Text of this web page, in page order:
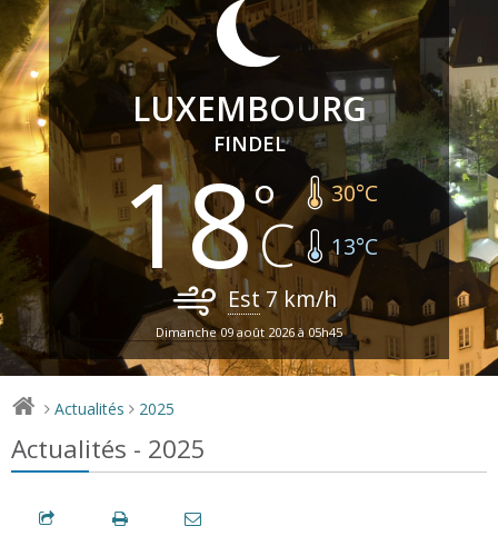
LUXEMBOURG
FINDEL
18 30°C
13°C
Est7 km/h
Dimanche 09 août 2026 à 05h45
> Actualités > 2025
Actualités - 2025